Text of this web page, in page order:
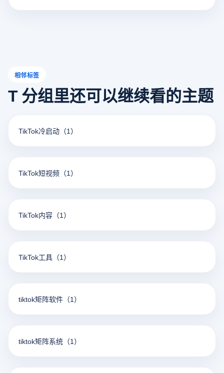
相邻标签
T 分组里还可以继续看的主题
TikTok冷启动 （1）
TikTok短视频 （1）
TikTok内容 （1）
TikTok工具 （1）
tiktok矩阵软件 （1）
tiktok矩阵系统 （1）